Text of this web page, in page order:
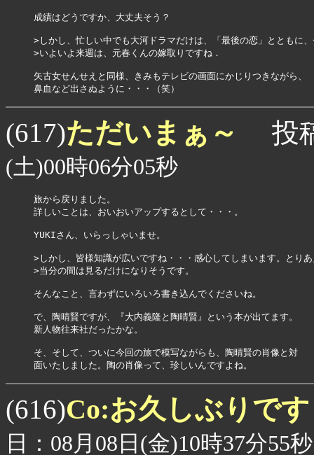
成績はどうですか、大丈夫そう？
>しかし、忙しい中でも大河ドラマだけは、「最後の恋」とともに
>いよいよ来週は、元春くんの嫁取りですね．
矢古女せんせえと同様、きみもテレビの画面にかじりつきながら、
鼻血など出さぬように・・・（笑）
(617)ただいまぁ～ 投
(土)00時06分05秒
旅から戻りました。
詳しいことは、おいおいアップするとして・・・。
YUKIさん、いらっしゃいませ。
>しかし、皆様知識が広いですね・・・感心してしまいます。とり
>当分の間は見るだけになりそうです。
そんなこと、言わずにいろいろ書き込んでくださいね。
で、陶晴賢ですが、『大内義隆と陶晴賢』という本が出てます。
新人物往来社だったかな。
そ、そして、ついに今回の旅で模写ながらも、陶晴賢の肖像と対
(616)Co:お久しぶりで
日：08月08日(金)10時37分55秒